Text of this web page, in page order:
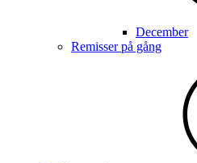
December
Remisser på gång